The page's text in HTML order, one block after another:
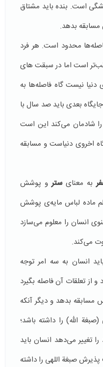
است. بنده باید مشتاق
مسابقه بدهد.
محدود است. هر فرد
است اما در سبقت های
نیست گاه فاصله‌ها به
بعدی باید صد سال با
را شادمان می‌کند این است
اخروی دنیاست و مسابقه
به معنایسترو پوشش
ماده لباس مایه‌ی پوشش
انسان را معلوم می‌سازد
می‌کند.
انسان به سه امر توجه
از تعلقات آن فاصله بگیرد
مسابقه بدهد و دیگر آنکه
الله) را داشته باشد؛
تغییر می‌دهد انسان باید
پذیرش صبغة اللهی را داشته